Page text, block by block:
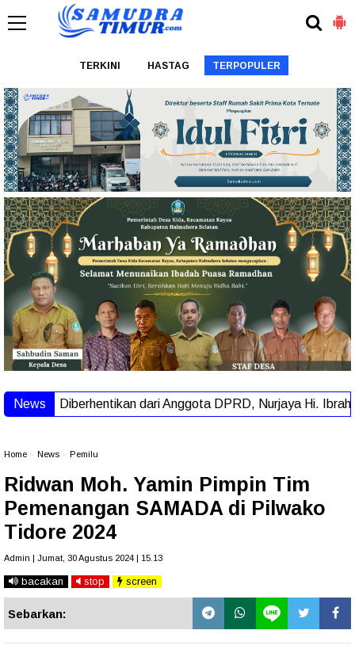
TERKINI HASTAG TERPOPULER
NewsDiberhentikan dari Anggota DPRD, Nurjaya Hi. Ibrahim:
Home News Pemilu
Ridwan Moh. Yamin Pimpin Tim
Pemenangan SAMADA di Pilwako
Tidore 2024
Admin | Jumat, 30 Agustus 2024 | 15.13
bacakan stop screen
Sebarkan: